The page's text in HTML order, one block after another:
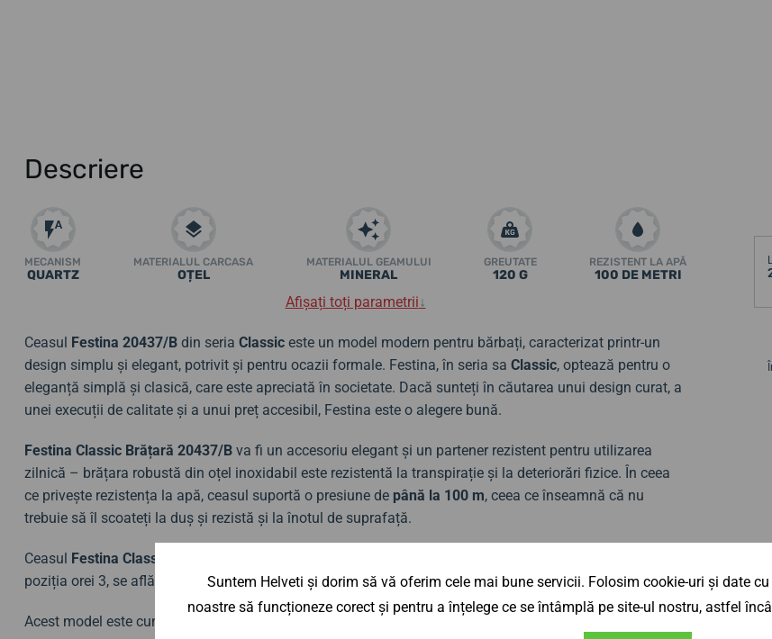
Descriere
MECANISM
QUARTZ
MATERIALUL CARCASA
OȚEL
MATERIALUL GEAMULUI
MINERAL
GREUTATE
120 G
REZISTENT LA APĂ
100 DE METRI
Afișați toți parametrii↓
Ceasul Festina 20437/B din seria Classic este un model modern pentru bărbați, caracterizat printr-un
design simplu și elegant, potrivit și pentru ocazii formale. Festina, în seria sa Classic, optează pentru o
eleganță simplă și clasică, care este apreciată în societate. Dacă sunteți în căutarea unui design curat, a
unei execuții de calitate și a unui preț accesibil, Festina este o alegere bună.
Festina Classic Brățară 20437/B va fi un accesoriu elegant și un partener rezistent pentru utilizarea
zilnică – brățara robustă din oțel inoxidabil este rezistentă la transpirație și la deteriorări fizice. În ceea
ce privește rezistența la apă, ceasul suportă o presiune de până la 100 m, ceea ce înseamnă că nu
trebuie să îl scoateți la duș și rezistă și la înotul de suprafață.
Ceasul Festina Classic 20437/B
poziția orei 3, se află un simpluindicator de dată.
Acest model este cunoscut și sub denumirea de Festina F20437/B
Suntem Helveti și dorim să vă oferim cele mai bune servicii. Folosim cookie-uri și date
noastre să funcționeze corect și pentru a înțelege ce se întâmplă pe site-ul nostru, astfel